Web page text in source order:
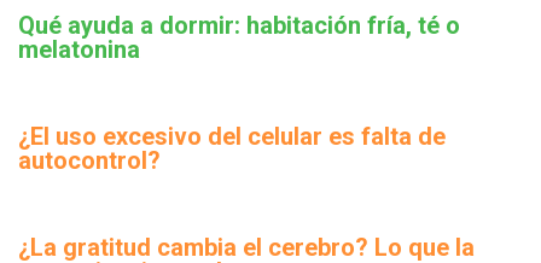
Qué ayuda a dormir: habitación fría, té o
melatonina
¿El uso excesivo del celular es falta de
autocontrol?
¿La gratitud cambia el cerebro? Lo que la